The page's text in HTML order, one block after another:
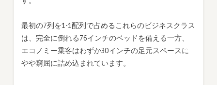
最初の7列を1-1配列で占めるこれらのビジネスクラス
は、完全に倒れる76インチのベッドを備える一方、
エコノミー乗客はわずか30インチの足元スペースに
やや窮屈に詰め込まれています。